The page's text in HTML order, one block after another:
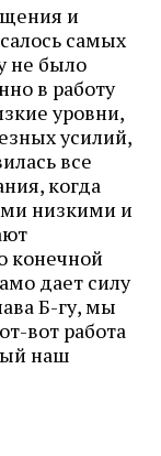
и
самых
не было
в работу
уровни,
усилий,
все
когда
низкими и
конечной
дает силу
Б-гу, мы
вот работа
наш